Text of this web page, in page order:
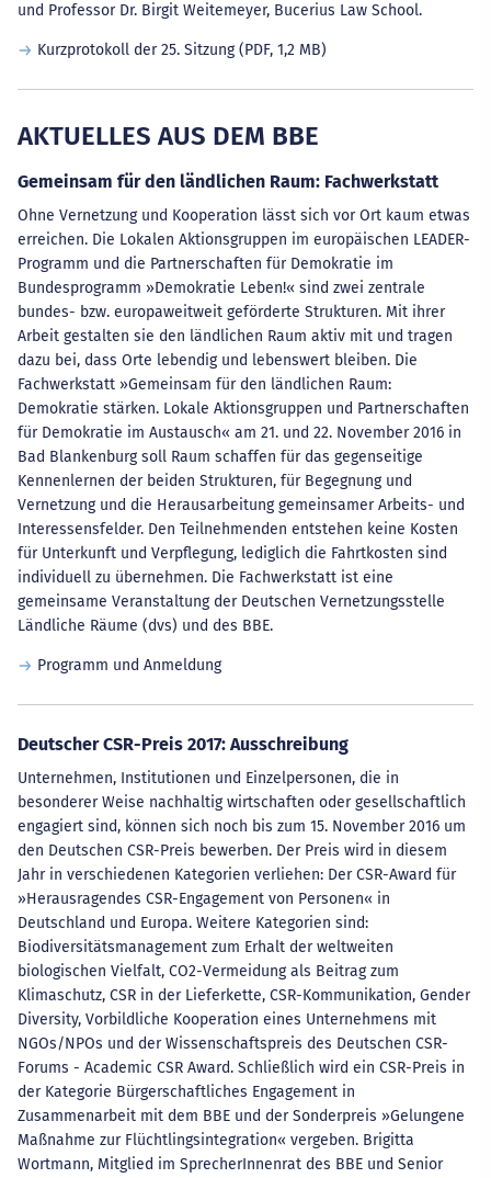
und Professor Dr. Birgit Weitemeyer, Bucerius Law School.
Kurzprotokoll der 25. Sitzung(PDF, 1,2 MB)
AKTUELLES AUS DEM BBE
Gemeinsam für den ländlichen Raum: Fachwerkstatt
Ohne Vernetzung und Kooperation lässt sich vor Ort kaum etwas
erreichen. Die Lokalen Aktionsgruppen im europäischen LEADER-
Programm und die Partnerschaften für Demokratie im
Bundesprogramm »Demokratie Leben!« sind zwei zentrale
bundes- bzw. europaweitweit geförderte Strukturen. Mit ihrer
Arbeit gestalten sie den ländlichen Raum aktiv mit und tragen
dazu bei, dass Orte lebendig und lebenswert bleiben. Die
Fachwerkstatt »Gemeinsam für den ländlichen Raum:
Demokratie stärken. Lokale Aktionsgruppen und Partnerschaften
für Demokratie im Austausch« am 21. und 22. November 2016 in
Bad Blankenburg soll Raum schaffen für das gegenseitige
Kennenlernen der beiden Strukturen, für Begegnung und
Vernetzung und die Herausarbeitung gemeinsamer Arbeits- und
Interessensfelder. Den Teilnehmenden entstehen keine Kosten
für Unterkunft und Verpflegung, lediglich die Fahrtkosten sind
individuell zu übernehmen. Die Fachwerkstatt ist eine
gemeinsame Veranstaltung der Deutschen Vernetzungsstelle
Ländliche Räume (dvs) und des BBE.
Programm und Anmeldung
Deutscher CSR-Preis 2017: Ausschreibung
Unternehmen, Institutionen und Einzelpersonen, die in
besonderer Weise nachhaltig wirtschaften oder gesellschaftlich
engagiert sind, können sich noch bis zum 15. November 2016 um
den Deutschen CSR-Preis bewerben. Der Preis wird in diesem
Jahr in verschiedenen Kategorien verliehen: Der CSR-Award für
»Herausragendes CSR-Engagement von Personen« in
Deutschland und Europa. Weitere Kategorien sind:
Biodiversitätsmanagement zum Erhalt der weltweiten
biologischen Vielfalt, CO2-Vermeidung als Beitrag zum
Klimaschutz, CSR in der Lieferkette, CSR-Kommunikation, Gender
Diversity, Vorbildliche Kooperation eines Unternehmens mit
NGOs/NPOs und der Wissenschaftspreis des Deutschen CSR-
Forums - Academic CSR Award. Schließlich wird ein CSR-Preis in
der Kategorie Bürgerschaftliches Engagement in
Zusammenarbeit mit dem BBE und der Sonderpreis »Gelungene
Maßnahme zur Flüchtlingsintegration« vergeben. Brigitta
Wortmann, Mitglied im SprecherInnenrat des BBE und Senior